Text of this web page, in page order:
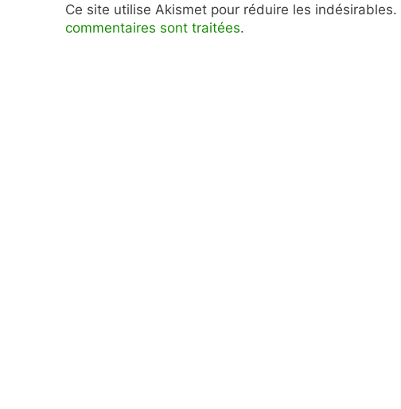
Ce site utilise Akismet pour réduire les indésirables.
commentaires sont traitées.